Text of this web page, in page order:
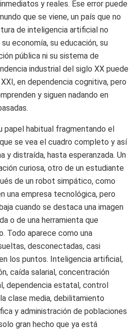
y reales. Ese error puede
que se viene, un país que no
de inteligencia artificial no
economía, su educación, su
pública ni su sistema de
industrial del siglo XX puede
en dependencia cognitiva, pero
y siguen nadando en
papel habitual fragmentando el
se vea el cuadro completo y así
y distraída, hasta esperanzada. Un
curiosa, otro de un estudiante
de un robot simpático, como
una empresa tecnológica, pero
cuando se destaca una imagen
o de una herramienta que
Todo aparece como una
desconectadas, casi
los puntos. Inteligencia artificial,
caída salarial, concentración
dependencia estatal, control
clase media, debilitamiento
y administración de poblaciones
gran hecho que ya está